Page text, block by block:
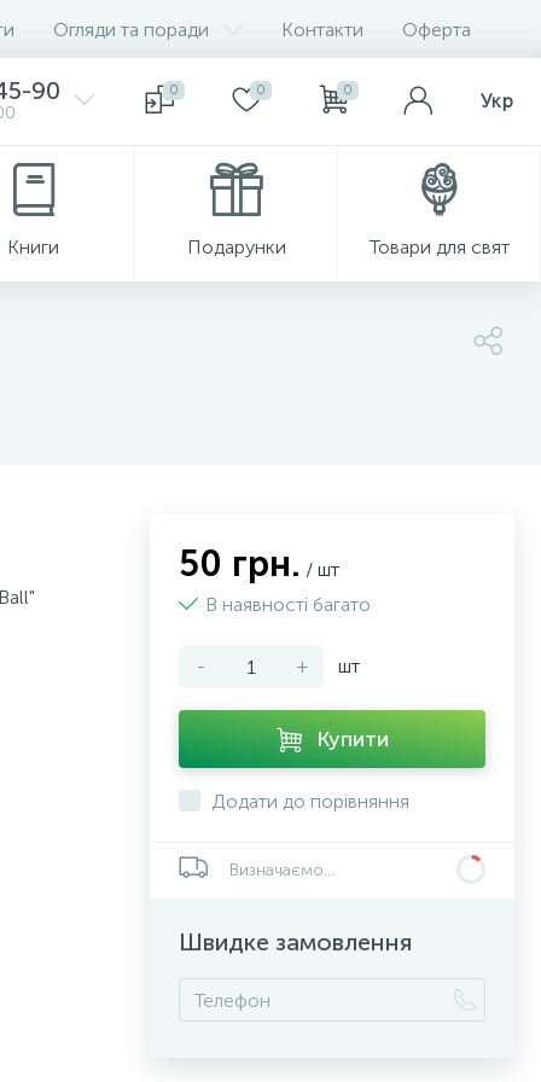
Огляди та поради Контакти Оферта
90 0 0 0 Укр
Книги Подарунки Товари для свят
50 грн. / шт
В наявності багато
- + шт
Купити
Додати до порівняння
Визначаємо...
Швидке замовлення